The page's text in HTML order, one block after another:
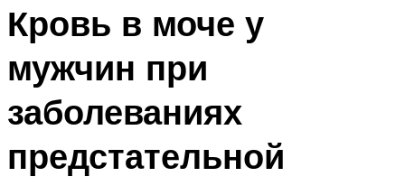
Кровь в моче у
мужчин при
заболеваниях
предстательной